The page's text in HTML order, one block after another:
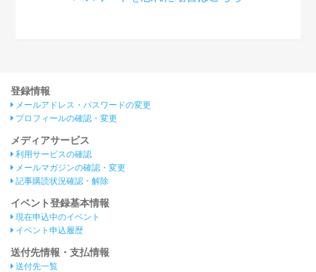
登録情報
メールアドレス・パスワードの変更
プロフィールの確認・変更
メディアサービス
利用サービスの確認
メールマガジンの確認・変更
記事購読状況確認・解除
イベント登録基本情報
現在申込中のイベント
イベント申込履歴
送付先情報・支払情報
送付先一覧